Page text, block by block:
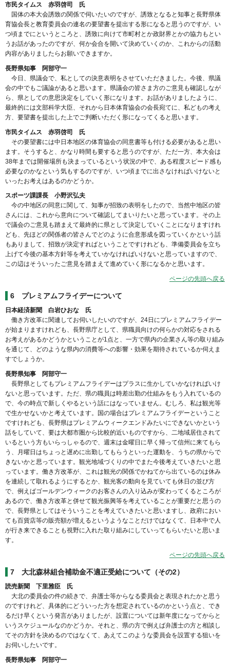
市民タイムス 赤羽啓司 氏
国体の本大会誘致の関係で伺いたいのですが、誘致となると知事と長野県体
育協会長と教育委員会の連名の要望書を提出する形になると思うのですが、い
つ頃までにというところと、誘致に向けて市町村とか政財界とかの協力もとい
うお話があったのですが、何か会合を開いて決めていくのか、これからの活動
内容がありましたらお願いできますか。
長野県知事 阿部守一
今日、県議会で、私としての決意表明をさせていただきました。今後、県議
会の中でもご議論があると思います。県議会の皆さま方のご意見も確認しなが
ら、県としての意思決定をしていく形になります。お話がありましたように、
最終的には文部科学大臣、それから日本体育協会の会長宛てに、私どもの考え
方、要望書を提出した上でご判断いただく形になってくると思います。
市民タイムス 赤羽啓司 氏
その要望書には中日本地区の体育協会の同意書等も付ける必要があると思い
ます。そうすると、かなり時間も要すると思うのですが、ただ一方、本大会は
38年までは開催場所も決まっているという状況の中で、ある程度スピード感も
必要なのかなという気もするのですが、いつ頃までに出さなければいけないと
いったお考えはあるのかどうか。
スポーツ課課長 小野沢弘夫
今の中地区の同意に関して、知事が招致の表明をしたので、当然中地区の皆
さんには、これから意向について確認してまいりたいと思っています。その上
で議会のご意見も踏まえて最終的に県として決定していくことになりますけれ
ども、先ほどの関係者の皆さんでどのように合意形成を図っていくかという話
もありまして、招致が決定すればということですけれども、準備委員会を立ち
上げて今後の基本方針等を考えていかなければいけないと思っていますので、
この辺はそういったご意見を踏まえて進めていく形になるかと思います。
ページの先頭へ戻る
6 プレミアムフライデーについて
日本経済新聞 白岩ひおな 氏
働き方改革に関連してお伺いしたいのですが、24日にプレミアムフライデー
が始まりますけれども、長野県庁として、県職員向けの何らかの対応をされる
お考えがあるかどうかということが1点と、一方で県内の企業さん等の取り組み
を通じて、どのような県内の消費等への影響・効果を期待されているか伺えま
すでしょうか。
長野県知事 阿部守一
長野県としてもプレミアムフライデーはプラスに生かしていかなければいけ
ないと思っています。ただ、県の職員は時差出勤の仕組みをもう入れているの
で、今の時点で新しくやるという話にはなっていません。むしろ、私は観光等
で生かせないかと考えています。国の場合はプレミアムフライデーということ
ですけれども、長野県はプレミアムウィークエンドみたいにできないかという
話をしていて、要は大都市圏から比較的近いものですから、二地域居住されて
いるという方もいらっしゃるので、週末は金曜日に早く帰って信州に来てもら
う、月曜日はちょっと遅めに出勤してもらうといった運動を、うちの県からで
きないかと思っています。観光地域づくりの中でまた今後考えていきたいと思
っています。働き方改革が、これは観光の関係でかねてから出ているのは休み
を連続して取れるようにするとか、観光客の動向を見ていても休日の並び方
で、例えばゴールデンウィークのお客さんの入り込みが変わってくるところが
あるので、働き方改革と併せて観光振興等を考えていることが重要だと思うの
で、長野県としてはそういうことを考えていきたいと思いますし、政府におい
ても百貨店等の販売額が増えるというようなことだけではなくて、日本中で人
が行き来できることも視野に入れた取り組みにしていってもらいたいと思いま
す。
ページの先頭へ戻る
7 大北森林組合補助金不適正受給について（その2）
読売新聞 下里雅臣 氏
大北の委員会の件の続きで、弁護士等からなる委員会と表現されたかと思う
のですけれど、具体的にどういった方を想定されているのかという点と、でき
るだけ早くという発言がありましたが、設置については新年度になってからと
いうスケジュールなのかどうか。それと、県の方で例えば弁護士の方と相談し
てその方針を決めるのではなくて、あえてこのような委員会を設置する狙いを
お伺いしたいです。
長野県知事 阿部守一